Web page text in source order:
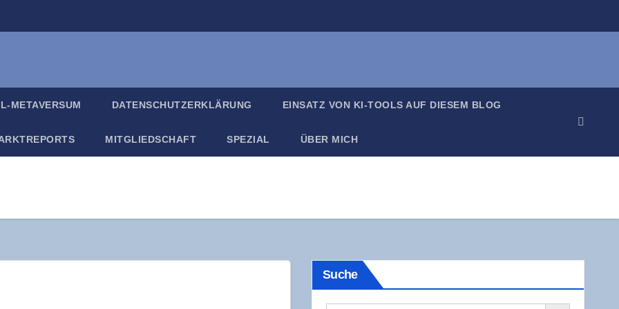
META­VER­SUM DATEN­SCHUTZ­ER­KLÄ­RUNG EIN­SATZ VON KI-TOOLS AUF DIE­SEM BLOG
MIT­GLIED­SCHAFT SPE­ZI­AL ÜBER MICH
Suche
Search Button